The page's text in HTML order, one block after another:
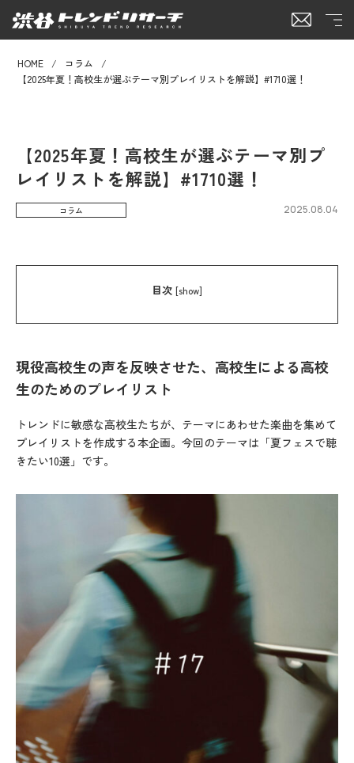
HOME
コラム
【2025年夏！高校生が選ぶテーマ別プレイリストを解説】#1710選！
【2025年夏！高校生が選ぶテーマ別プ
レイリストを解説】#1710選！
コラム 2025.08.04
目次 [show]
現役高校生の声を反映させた、高校生による高校
生のためのプレイリスト
トレンドに敏感な高校生たちが、テーマにあわせた楽曲を集めて
プレイリストを作成する本企画。今回のテーマは「夏フェスで聴
きたい10選」です。